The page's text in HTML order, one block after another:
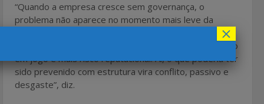
“Quando a empresa cresce sem governança, o
problema não aparece no momento mais leve da
operação. Ele aparece quando o negócio já está mais
complexo, com mais pessoas envolvidas, mais dinheiro
em jogo e mais risco reputacional. Aí, o que poderia ter
sido prevenido com estrutura vira conflito, passivo e
desgaste”, diz.
×